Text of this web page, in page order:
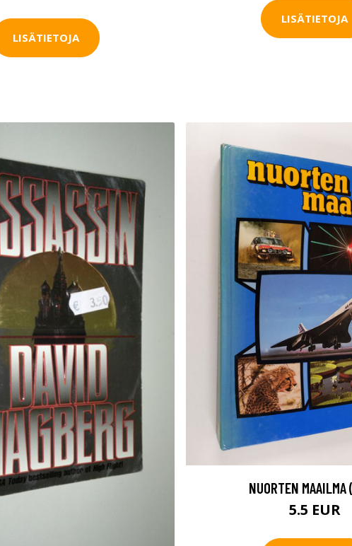
LISÄTIETOJA
LISÄTIETOJA
NUORTEN
5.5 EUR